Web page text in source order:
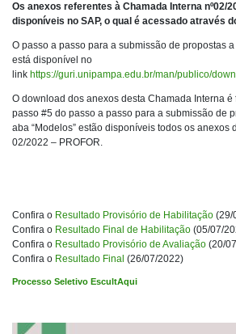
Os anexos referentes à Chamada Interna nº02/
disponíveis no SAP, o qual é acessado através
O passo a passo para a submissão de propostas
está disponível no
link https://guri.unipampa.edu.br/man/publico/
O download dos anexos desta Chamada Interna
passo #5 do passo a passo para a submissão de
aba “Modelos” estão disponíveis todos os anexos
02/2022 – PROFOR.
Confira o Resultado Provisório de Habilitação (29/
Confira o Resultado Final de Habilitação (05/07/
Confira o Resultado Provisório de Avaliação (20/
Confira o Resultado Final (26/07/2022)
Processo Seletivo EscultAqui